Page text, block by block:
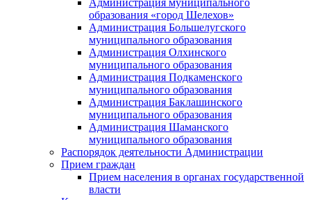
образования «город Шелехов»
Администрация Большелугского
муниципального образования
Администрация Олхинского
муниципального образования
Администрация Подкаменского
муниципального образования
Администрация Баклашинского
муниципального образования
Администрация Шаманского
муниципального образования
Распорядок деятельности Администрации
Прием граждан
Прием населения в органах государственной
власти